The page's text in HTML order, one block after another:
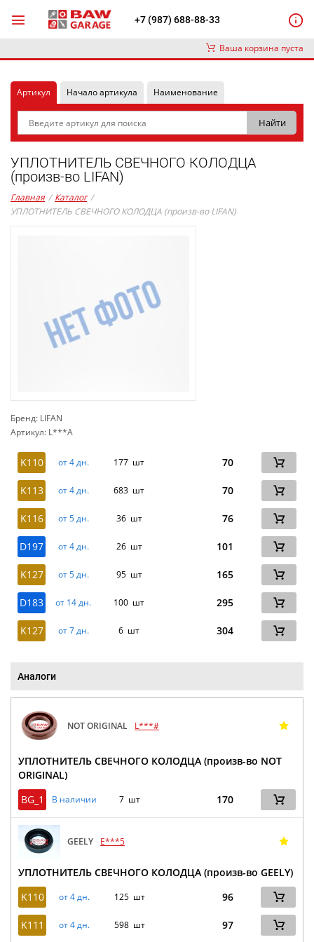
+7 (987) 688-88-33
Ваша корзина пуста
Артикул Начало артикула Наименование
УПЛОТНИТЕЛЬ СВЕЧНОГО КОЛОДЦА
(произв-во LIFAN)
Главная / Каталог /
УПЛОТНИТЕЛЬ СВЕЧНОГО КОЛОДЦА (произв-во LIFAN)
Бренд: LIFAN
Артикул: L***A
K110 от 4 дн. 177 шт 70
K113 от 4 дн. 683 шт 70
K116 от 5 дн. 36 шт 76
D197 от 4 дн. 26 шт 101
K127 от 5 дн. 95 шт 165
D183 от 14 дн. 100 шт 295
K127 от 7 дн. 6 шт 304
Аналоги
NOT ORIGINAL L***#
УПЛОТНИТЕЛЬ СВЕЧНОГО КОЛОДЦА (произв-во NOT
ORIGINAL)
BG_1
В наличии 7 шт 170
GEELY E***5
УПЛОТНИТЕЛЬ СВЕЧНОГО КОЛОДЦА (произв-во GEELY)
K110
от 4 дн. 125 шт 96
K111 от 4 дн. 598 шт 97